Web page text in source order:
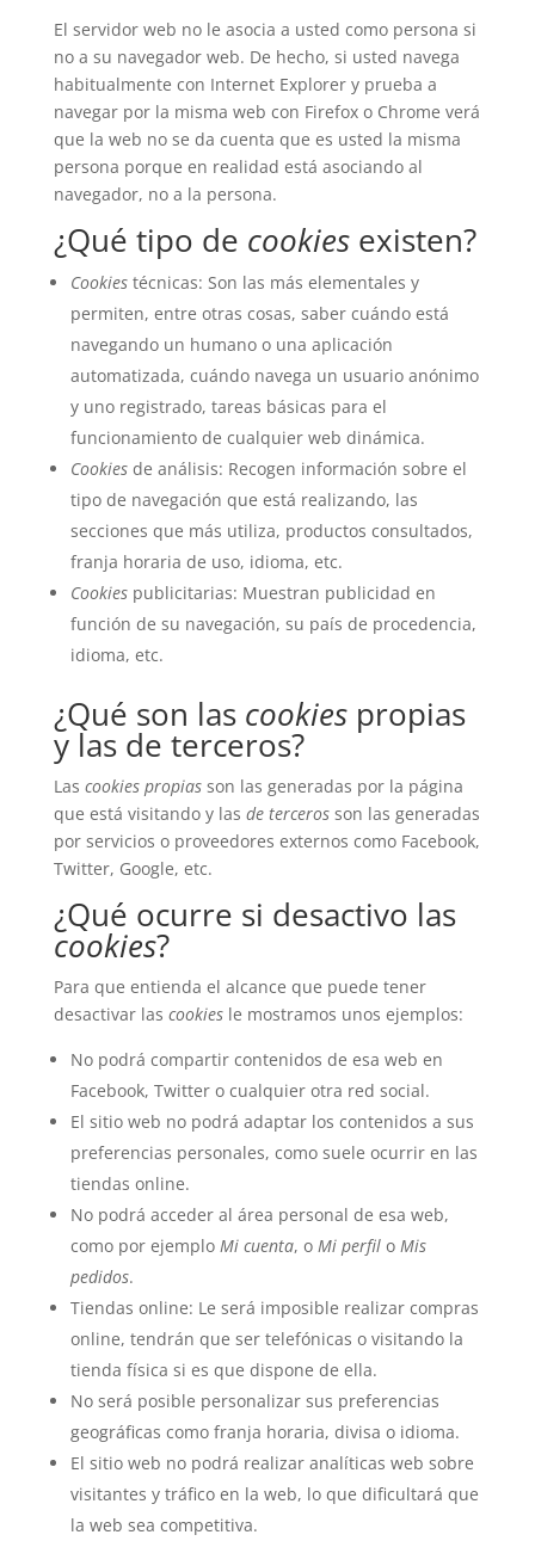
El servidor web no le asocia a usted como persona si
no a su navegador web. De hecho, si usted navega
habitualmente con Internet Explorer y prueba a
navegar por la misma web con Firefox o Chrome verá
que la web no se da cuenta que es usted la misma
persona porque en realidad está asociando al
navegador, no a la persona.
¿Qué tipo de cookiesexisten?
Cookiestécnicas: Son las más elementales y
permiten, entre otras cosas, saber cuándo está
navegando un humano o una aplicación
automatizada, cuándo navega un usuario anónimo
y uno registrado, tareas básicas para el
funcionamiento de cualquier web dinámica.
Cookiesde análisis: Recogen información sobre el
tipo de navegación que está realizando, las
secciones que más utiliza, productos consultados,
franja horaria de uso, idioma, etc.
Cookiespublicitarias: Muestran publicidad en
función de su navegación, su país de procedencia,
idioma, etc.
¿Qué son las cookiespropias
y las de terceros?
Las cookies propiasson las generadas por la página
que está visitando y las de tercerosson las generadas
por servicios o proveedores externos como Facebook,
Twitter, Google, etc.
¿Qué ocurre si desactivo las
cookies?
Para que entienda el alcance que puede tener
desactivar las cookiesle mostramos unos ejemplos:
No podrá compartir contenidos de esa web en
Facebook, Twitter o cualquier otra red social.
El sitio web no podrá adaptar los contenidos a sus
preferencias personales, como suele ocurrir en las
tiendas online.
No podrá acceder al área personal de esa web,
como por ejemplo Mi cuenta, o Mi perfilo Mis
pedidos.
Tiendas online: Le será imposible realizar compras
online, tendrán que ser telefónicas o visitando la
tienda física si es que dispone de ella.
No será posible personalizar sus preferencias
geográficas como franja horaria, divisa o idioma.
El sitio web no podrá realizar analíticas web sobre
visitantes y tráfico en la web, lo que dificultará que
la web sea competitiva.